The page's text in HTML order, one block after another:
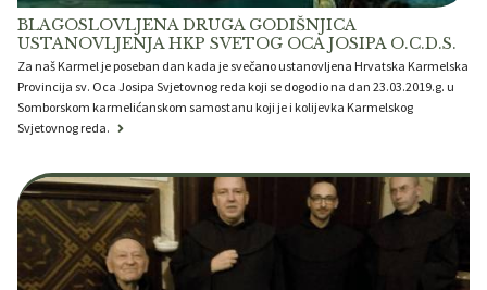
BLAGOSLOVLJENA DRUGA GODIŠNJICA
USTANOVLJENJA HKP SVETOG OCA JOSIPA O.C.D.S.
Za naš Karmel je poseban dan kada je svečano ustanovljena Hrvatska Karmelska
Provincija sv. Oca Josipa Svjetovnog reda koji se dogodio na dan 23.03.2019.g. u
Somborskom karmelićanskom samostanu koji je i kolijevka Karmelskog
Svjetovnog reda.